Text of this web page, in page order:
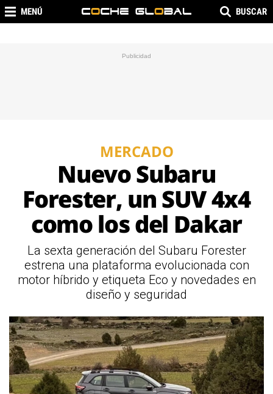
MENÚ BUSCAR
MERCADO
Nuevo Subaru
Forester, un SUV 4x4
como los del Dakar
La sexta generación del Subaru Forester
estrena una plataforma evolucionada con
motor híbrido y etiqueta Eco y novedades en
diseño y seguridad